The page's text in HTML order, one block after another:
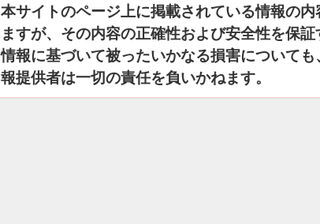
本サイトのページ上に掲載されている情報の
ますが、その内容の正確性および安全性を保
情報に基づいて被ったいかなる損害について
報提供者は一切の責任を負いかねます。